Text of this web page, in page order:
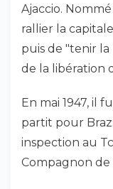
Ajaccio.
rallier la
puis de "tenir la
de la libération
En mai 1947, il
partit pour
inspection au
Compagnon de